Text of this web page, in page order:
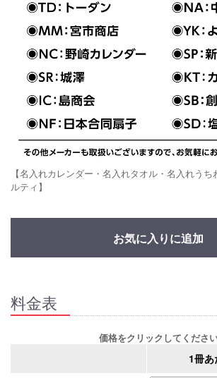
【名入れカレンダー・名入れタオル・名入れう
ルティ】
お気に入りに追加
料金表
価格をクリックしてくださ
1冊